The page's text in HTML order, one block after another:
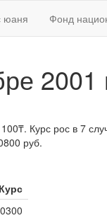
юаня Фонд
2001
Курс рос в 7
руб.
Курс